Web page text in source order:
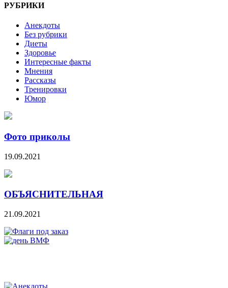
РУБРИКИ
Анекдоты
Без рубрики
Диеты
Здоровье
Интересные факты
Мнения
Рассказы
Тренировки
Юмор
Фото приколы
19.09.2021
ОБЪЯСНИТЕЛЬНАЯ
21.09.2021